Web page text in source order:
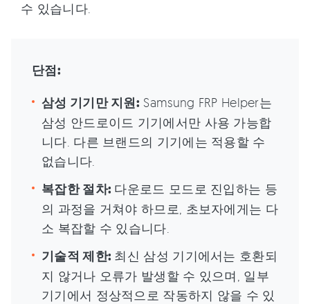
수 있습니다.
단점:
삼성 기기만 지원: Samsung FRP Helper는
삼성 안드로이드 기기에서만 사용 가능합
니다. 다른 브랜드의 기기에는 적용할 수
없습니다.
복잡한 절차: 다운로드 모드로 진입하는 등
의 과정을 거쳐야 하므로, 초보자에게는 다
소 복잡할 수 있습니다.
기술적 제한: 최신 삼성 기기에서는 호환되
지 않거나 오류가 발생할 수 있으며, 일부
기기에서 정상적으로 작동하지 않을 수 있